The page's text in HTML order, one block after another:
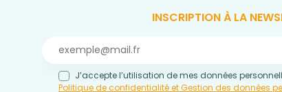
INSCRIPTION À LA
J’accepte l’utilisation de mes données
Politique de confidentialité et Gestion des données